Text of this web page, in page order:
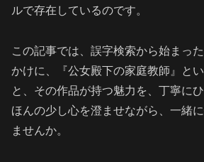
ルで存在しているのです。
この記事では、誤字検索から始まっ
かけに、『公女殿下の家庭教師』と
と、その作品が持つ魅力を、丁寧に
ほんの少し心を澄ませながら、一緒
ませんか。